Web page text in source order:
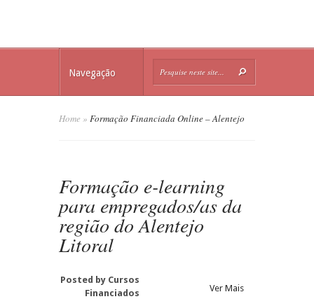
Navegação
Home » Formação Financiada Online – Alentejo
Formação e-learning
para empregados/as da
região do Alentejo
Litoral
Posted by Cursos
Financiados
Ver Mais